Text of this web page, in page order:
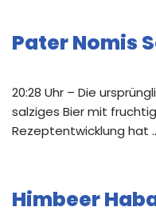
Pater Nomis
20:28 Uhr – Die
salziges Bier mit
Rezeptentwicklung hat
Himbeer